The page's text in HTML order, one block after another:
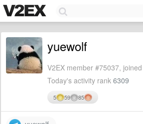
yuewolf
V2EX member #75037,
Today's activity rank 6309
5 59 85